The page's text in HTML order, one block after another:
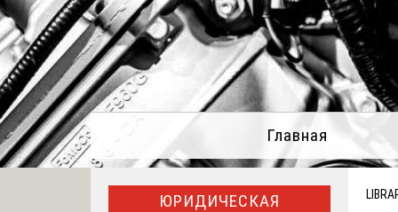
Главная
ЮРИДИЧЕСКАЯ